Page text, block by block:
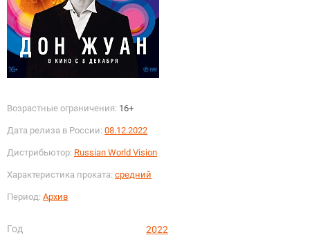
Возрастные ограничения: 16+
Дата релиза в России: 08.12.2022
Дистрибьютор: Russian World Vision
Характеристика проката: средний
Период: Архив
Год
2022